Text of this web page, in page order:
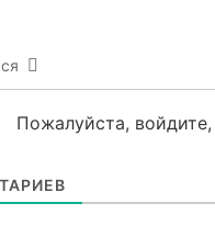
Пожалуйста,